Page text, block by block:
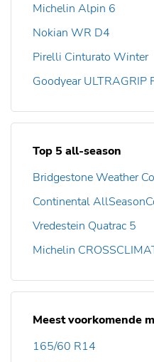
Michelin Alpin 6
Nokian WR D4
Pirelli Cinturato Winter
Goodyear ULTRAGRIP
Top 5 all-season
Bridgestone Weather
Continental
Vredestein Quatrac 5
Michelin
Meest voorkomende
165/60 R14